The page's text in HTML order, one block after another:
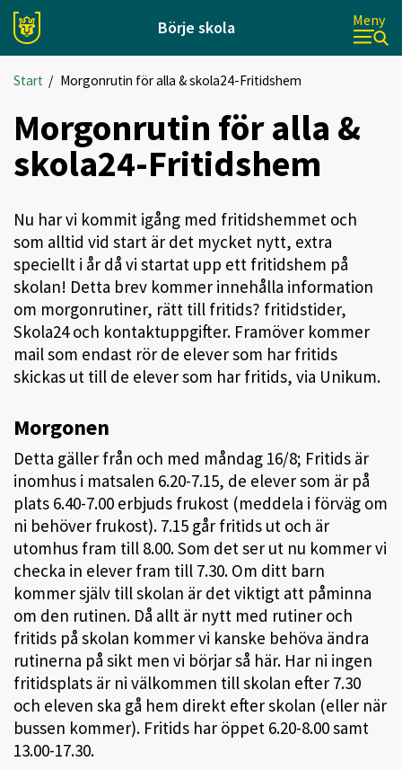
Börje skola Meny
Start / Morgonrutin för alla & skola24-Fritidshem
Morgonrutin för alla &
skola24-Fritidshem
Nu har vi kommit igång med fritidshemmet och
som alltid vid start är det mycket nytt, extra
speciellt i år då vi startat upp ett fritidshem på
skolan! Detta brev kommer innehålla information
om morgonrutiner, rätt till fritids? fritidstider,
Skola24 och kontaktuppgifter. Framöver kommer
mail som endast rör de elever som har fritids
skickas ut till de elever som har fritids, via Unikum.
Morgonen
Detta gäller från och med måndag 16/8; Fritids är
inomhus i matsalen 6.20-7.15, de elever som är på
plats 6.40-7.00 erbjuds frukost (meddela i förväg om
ni behöver frukost). 7.15 går fritids ut och är
utomhus fram till 8.00. Som det ser ut nu kommer vi
checka in elever fram till 7.30. Om ditt barn
kommer själv till skolan är det viktigt att påminna
om den rutinen. Då allt är nytt med rutiner och
fritids på skolan kommer vi kanske behöva ändra
rutinerna på sikt men vi börjar så här. Har ni ingen
fritidsplats är ni välkommen till skolan efter 7.30
och eleven ska gå hem direkt efter skolan (eller när
bussen kommer). Fritids har öppet 6.20-8.00 samt
13.00-17.30.